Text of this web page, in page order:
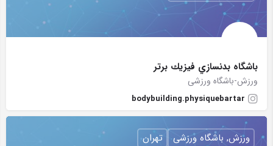
باشگاه بدنسازي فيزيك برتر
ورزش-باشگاه ورزشی
bodybuilding.physiquebartar
ورزش, باشگاه ورزشی تهران